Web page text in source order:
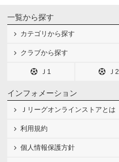
一覧から探す
カテゴリから探す
クラブから探す
Ｊ1 Ｊ2
インフォメーション
Ｊリーグオンラインストアとは
利用規約
個人情報保護方針